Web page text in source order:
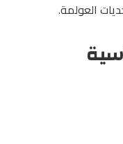
العولمة.